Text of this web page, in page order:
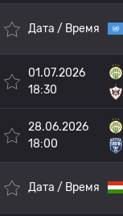
Дата / Время
01.07.2026
18:30
28.06.2026
18:00
Дата / Время